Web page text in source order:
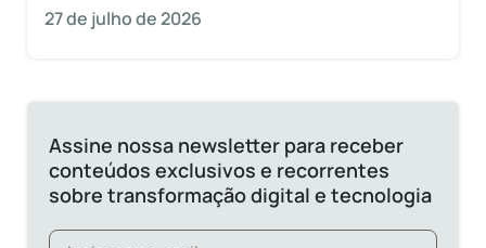
27 de julho de 2026
Assine nossa newsletter para receber
conteúdos exclusivos e recorrentes
sobre transformação digital e tecnologia